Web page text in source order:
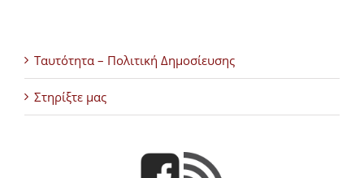
Ταυτότητα – Πολιτική Δημοσίευσης
Στηρίξτε μας